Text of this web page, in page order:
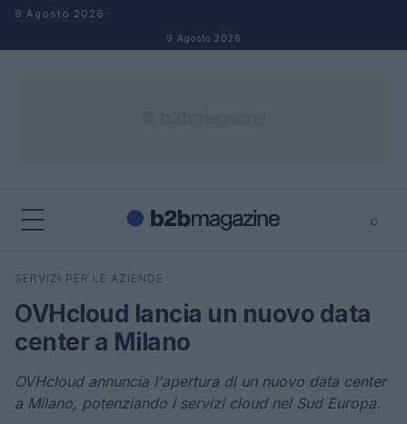
Salta al contenuto
9 Agosto 2026
9 Agosto 2026
⌕
Cerca
SERVIZI PER LE AZIENDE
OVHcloud lancia un nuovo data
center a Milano
OVHcloud annuncia l'apertura di un nuovo data center
a Milano, potenziando i servizi cloud nel Sud Europa.